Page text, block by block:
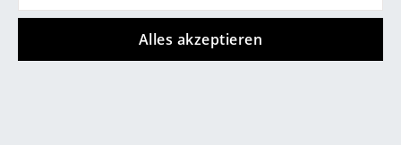
Alles akzeptieren
Figuren & Miniaturen